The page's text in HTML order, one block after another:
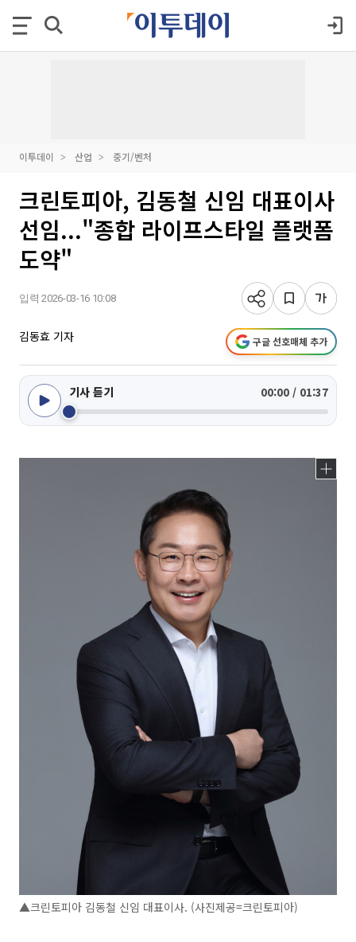
이투데이 산업 중기/벤처
크린토피아, 김동철 신임 대표이사
선임..."종합 라이프스타일 플랫폼
도약"
입력 2026-03-16 10:08
김동효 기자 구글 선호매체 추가
기사 듣기 00:00 / 01:37
▲크린토피아 김동철 신임 대표이사. (사진제공=크린토피아)